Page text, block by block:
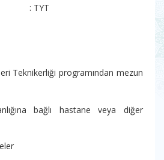
: TYT
Teknikerliği programından mezun
bağlı hastane veya diğer